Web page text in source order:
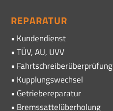
REPARATUR
• Kundendienst
• TÜV, AU, UVV
• Fahrtschreiberüberprüfung
• Kupplungswechsel
• Getriebereparatur
• Bremssattelüberholung